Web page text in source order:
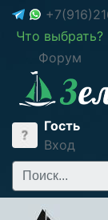
Что выбрать?
Форум
Гость
Вход